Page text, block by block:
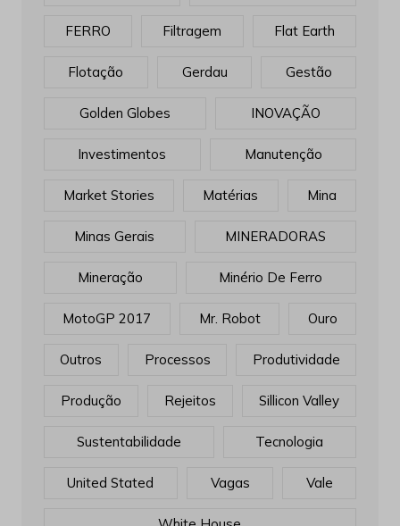
FERRO Filtragem Flat Earth
Flotação Gerdau Gestão
Golden Globes INOVAÇÃO
Investimentos Manutenção
Market Stories Matérias Mina
Minas Gerais MINERADORAS
Mineração Minério De Ferro
MotoGP 2017 Mr. Robot Ouro
Outros Processos Produtividade
Produção Rejeitos Sillicon Valley
Sustentabilidade Tecnologia
United Stated Vagas Vale